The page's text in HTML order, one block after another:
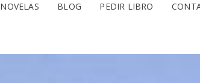
NOVELAS BLOG PEDIR LIBRO